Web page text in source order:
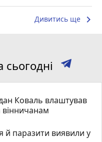
Дивитись ще keyboard_arrow_right
Коваль влаштував
вінничанам
й паразити виявили у